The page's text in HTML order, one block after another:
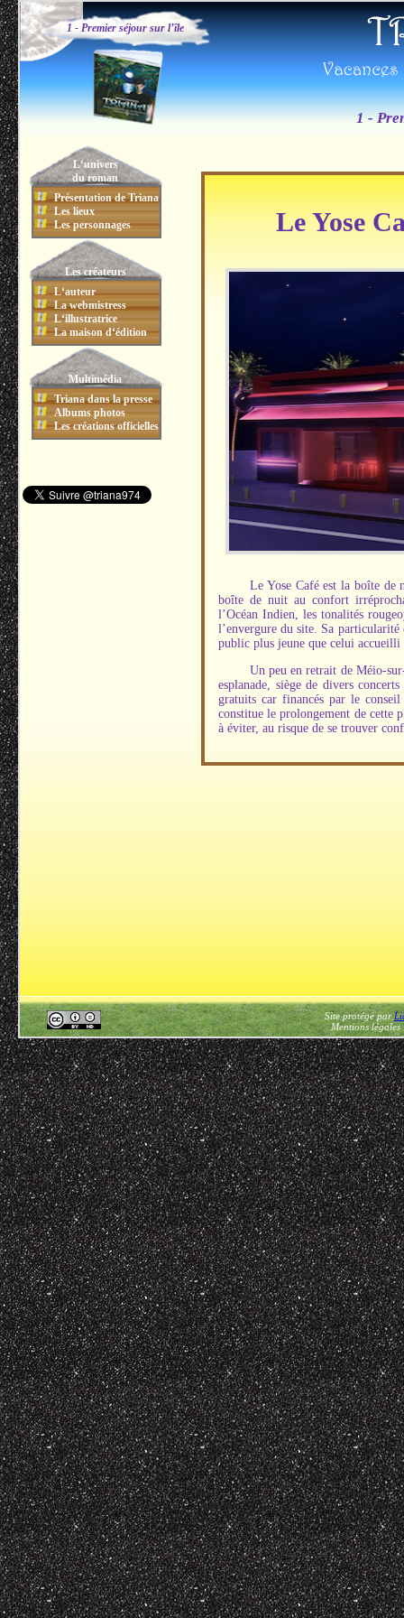
1 - Premier séjour sur l’île
1 -
L‘univers
du roman
Présentation de Triana
Les lieux
Les personnages
Les créateurs
L‘auteur
La webmistress
L‘illustratrice
La maison d‘édition
Multimédia
Triana dans la presse
Albums photos
Les créations officielles
Le Yose
Le Yose Café est la boîte de
boîte de nuit au confort
l’Océan Indien, les tonalités
l’envergure du site. Sa particularité
public plus jeune que celui
Un peu en retrait de Méio-
esplanade, siège de divers
gratuits car financés par le
constitue le prolongement de cette
à éviter, au risque de se trouver
Site protégé par
Mentions